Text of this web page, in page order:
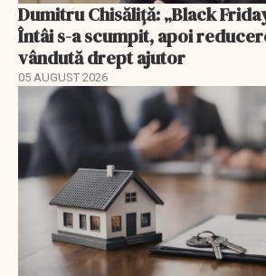
Dumitru Chisăliță: „Black
Întâi s-a scumpit, apoi
vândută drept ajutor
05 AUGUST 2026